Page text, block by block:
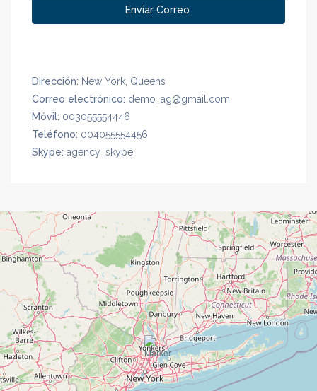
Dirección: New York, Queens
Correo electrónico: demo_ag@gmail.com
Móvil: 003055554446
Teléfono: 004055554456
Skype: agency_skype